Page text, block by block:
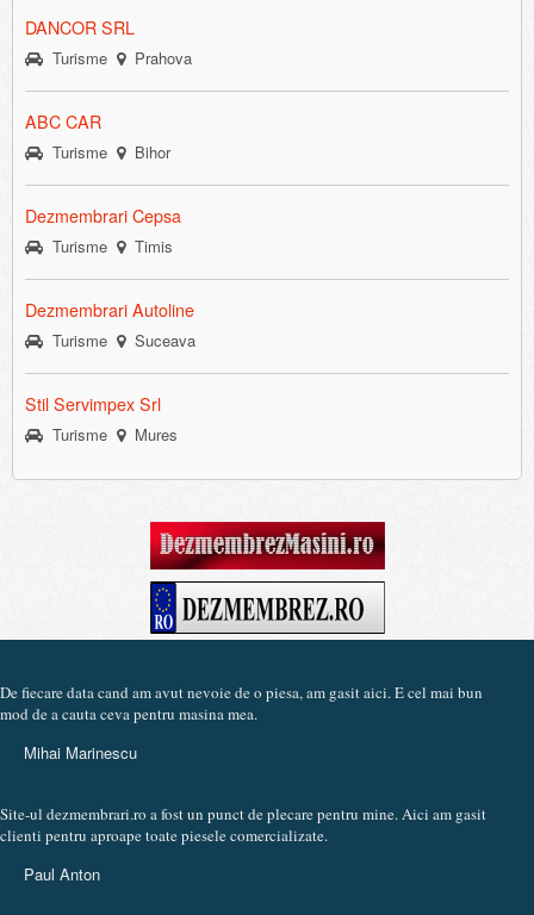
DANCOR SRL
Turisme Prahova
ABC CAR
Turisme Bihor
Dezmembrari Cepsa
Turisme Timis
Dezmembrari Autoline
Turisme Suceava
Stil Servimpex Srl
Turisme Mures
De fiecare data cand am avut nevoie de o piesa, am gasit aici. E cel mai bun
mod de a cauta ceva pentru masina mea.
Mihai Marinescu
Site-ul dezmembrari.ro a fost un punct de plecare pentru mine. Aici am gasit
clienti pentru aproape toate piesele comercializate.
Paul Anton